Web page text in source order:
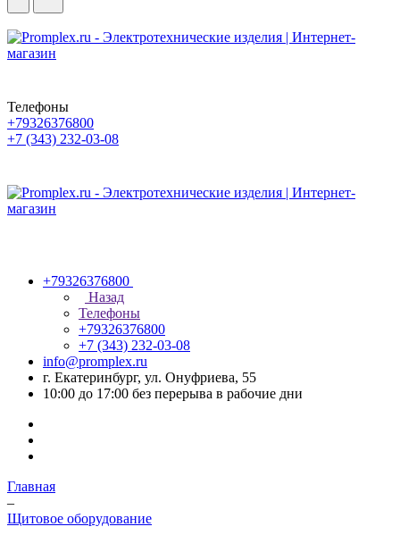
Телефоны
+79326376800
+7 (343) 232-03-08
+79326376800
Назад
Телефоны
+79326376800
+7 (343) 232-03-08
info@promplex.ru
г. Екатеринбург, ул. Онуфриева, 55
10:00 до 17:00 без перерыва в рабочие дни
Главная
–
Щитовое оборудование